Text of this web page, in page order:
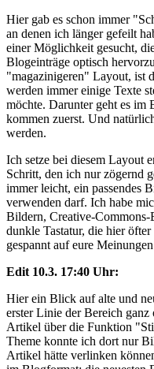
Hier gab es schon immer
an denen ich länger gefeilt
einer Möglichkeit gesucht,
Blogeinträge optisch
"magazinigeren" Layout, ist
werden immer einige Texte
möchte. Darunter geht es im
kommen zuerst. Und
werden.
Ich setze bei diesem Layout
Schritt, den ich nur zögernd
immer leicht, ein passendes
verwenden darf. Ich habe
Bildern, Creative-
dunkle Tastatur, die hier
gespannt auf eure
Edit 10.3. 17:40 Uhr:
Hier ein Blick auf alte und
erster Linie der Bereich
Artikel über die Funktion
Theme konnte ich dort nur
Artikel hätte verlinken